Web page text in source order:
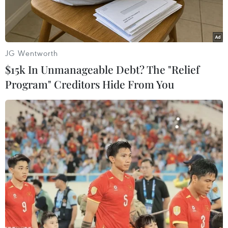
Cảnh sát Ai Cập trên đường phố. (Ảnh: AFP)
Ngày 21/11, Chính quyền Ai Cập đã thu giữ tài
sản của 46 cá nhân và 5 công ty bị cáo buộc có
liên hệ với tổ chức Anh em Hồi giáo (MB) bị
cấm hoạt động tại quốc gia Bắc Phi này.
JG Wentworth
$15k In Unmanageable Debt? The "Relief
Program" Creditors Hide From You